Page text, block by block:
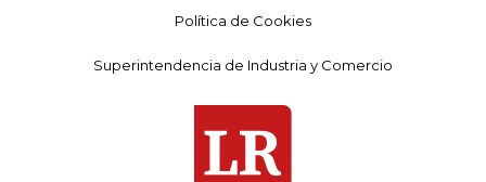
Política de Cookies
Superintendencia de Industria y Comercio